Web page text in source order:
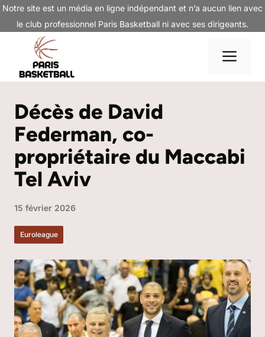
Aller
contenu
Notre site est un média en ligne indépendant et n’a aucun lien avec
le club professionnel Paris Basketball ni avec ses dirigeants.
Décès de David
Federman, co-
propriétaire du Maccabi
Tel Aviv
15 février 2026
Euroleague